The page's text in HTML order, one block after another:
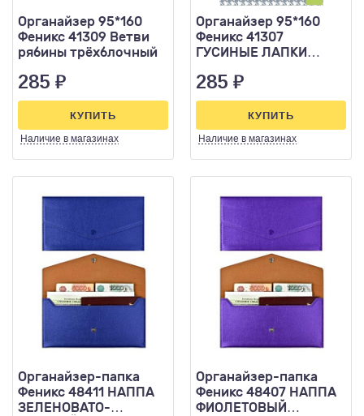
Органайзер 95*160
Феникс 41309 Ветви
рябины трёхблочный
285 ₽
Наличие в магазинах
КУПИТЬ
Органайзер 95*160
Феникс 41307
ГУСИНЫЕ ЛАПКИ
285 ₽
Наличие в магазинах
КУПИТЬ
Органайзер-папка
Феникс 48411 НАППА
ЗЕЛЕНОВАТО-
Органайзер-папка
Феникс 48407 НАППА
ФИОЛЕТОВЫЙ